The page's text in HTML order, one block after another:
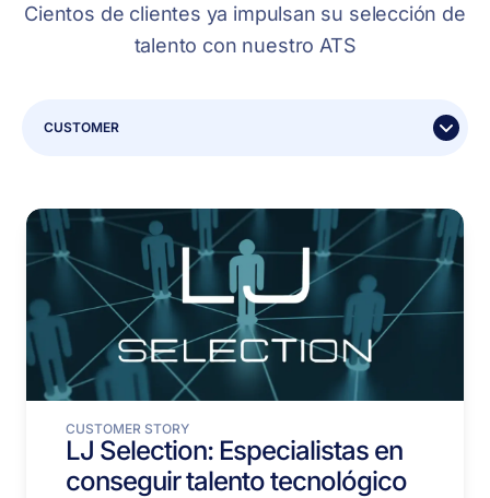
Cientos de clientes ya impulsan su selección de
talento con nuestro ATS
CUSTOMER
CUSTOMER STORY
LJ Selection: Especialistas en
conseguir talento tecnológico